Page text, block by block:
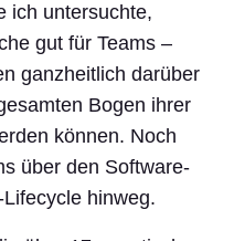
ich untersuchte,
gut für Teams –
ganzheitlich darüber
Bogen ihrer
können. Noch
über den Software-
hinweg.